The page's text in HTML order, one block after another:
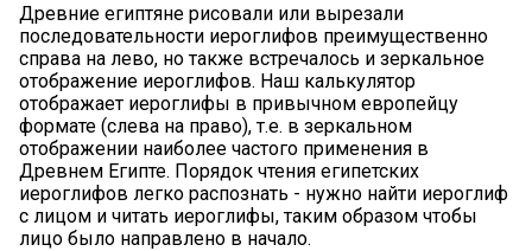
Древние египтяне рисовали или вырезали
последовательности иероглифов преимущественно
справа на лево, но также встречалось и зеркальное
отображение иероглифов. Наш калькулятор
отображает иероглифы в привычном европейцу
формате (слева на право), т.е. в зеркальном
отображении наиболее частого применения в
Древнем Египте. Порядок чтения египетских
иероглифов легко распознать - нужно найти иероглиф
с лицом и читать иероглифы, таким образом чтобы
лицо было направлено в начало.